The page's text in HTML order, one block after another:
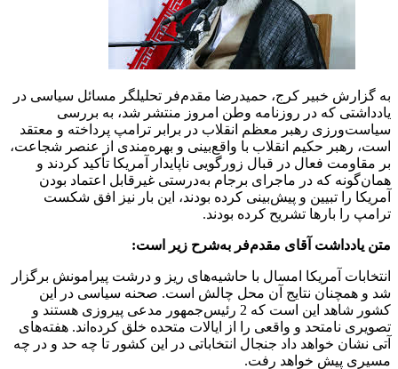
به گزارش خبیر کرج، حمیدرضا مقدم‌فر تحلیلگر مسائل سیاسی در
یادداشتی که در روزنامه وطن امروز منتشر شد، به بررسی
سیاست‌ورزی رهبر معظم انقلاب در برابر ترامپ پرداخته و معتقد
است، رهبر حکیم انقلاب با واقع‌بینی و بهره‌مندی از عنصر شجاعت،
بر مقاومت فعال در قبال زورگویی ناپایدار آمریکا تأکید کردند و
همان‌گونه که در ماجرای برجام به‌درستی غیرقابل اعتماد بودن
آمریکا را تبیین و پیش‌بینی کرده بودند، این بار نیز افق شکست
ترامپ را بارها تشریح کرده بودند.
متن یادداشت آقای مقدم‌فر به‌شرح زیر است:
انتخابات آمریکا امسال با حاشیه‌های ریز و درشت پیرامونش برگزار
شد و همچنان نتایج آن محل چالش است. صحنه سیاسی در این
کشور شاهد این است که 2 رئیس‌جمهور مدعی پیروزی هستند و
تصویری نامتحد و واقعی را از ایالات متحده خلق کرده‌اند. هفته‌های
آتی نشان خواهد داد جنجال انتخاباتی در این کشور تا چه حد و در چه
مسیری پیش خواهد رفت.